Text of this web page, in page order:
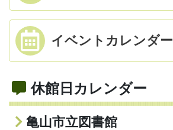
イベント カレンダー
休館日カレンダー
亀山市立図書館